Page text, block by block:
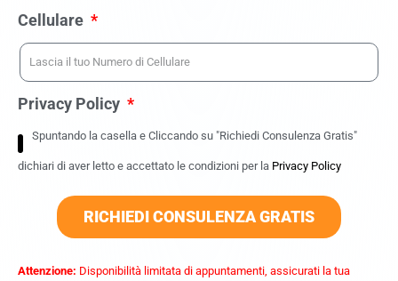
Cellulare
Privacy Policy
Spuntando la casella e Cliccando su "Richiedi Consulenza Gratis"
dichiari di aver letto e accettato le condizioni per la Privacy Policy
RICHIEDI CONSULENZA GRATIS
Attenzione: Disponibilità limitata di appuntamenti, assicurati la tua